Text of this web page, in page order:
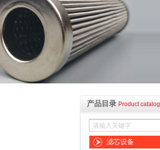
产品目录 Product catalog
滤芯设备